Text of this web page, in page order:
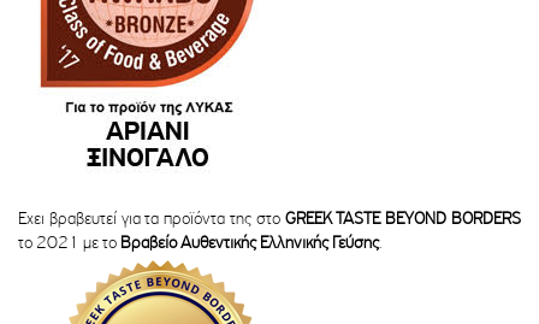
Εχει βραβευτεί για τα προϊόντα της στο GREEK TASTE BEYOND BORDERS
το 2021 με το Βραβείο Αυθεντικής Ελληνικής Γεύσης.